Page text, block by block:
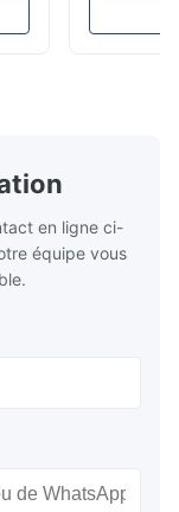
brides :
en ligne ci-
équipe vous